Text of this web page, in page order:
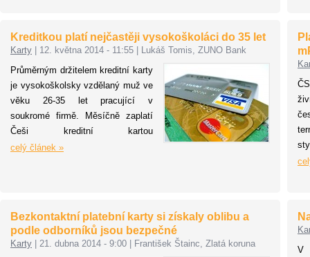
počet, ale i samotný objem
transakcí. Vloni dosáhl takřka 322
miliard Kč, což představuje
meziroční nárůst 13,4 %. Ze
srovnání s objemem peněz, které
lidé ve stejném období vybrali z
bankomatů (642 miliard Kč), je
však patrné, že stále utrácíme více
na
Kreditkou platí nejčastěji vysokoškoláci do 35 let
Karty 12. května 2014 - 11:55
Lukáš Tomis, ZUNO Bank
Průměrným držitelem kreditní karty
je vysokoškolsky vzdělaný muž ve
věku 26-35 let pracující v
soukromé firmě. Měsíčně zaplatí
Češi kreditní kartou
prostřednictvím POS terminálů v
celý článek »
Bezkontaktní platební karty si získaly oblibu a
podle odborníků jsou bezpečné
Karty 21. dubna 2014 - 9:00
František Štainc, Zlatá koruna
V